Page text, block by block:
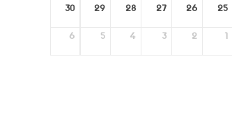
25
26
27
28
29
30
1
2
3
4
5
6